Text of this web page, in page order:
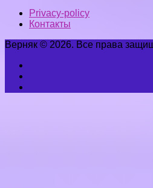
Privacy-policy
Контакты
Верняк © 2026. Все права